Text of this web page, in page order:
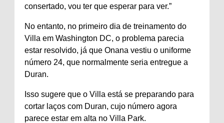
consertado, vou ter que esperar para ver.”
No entanto, no primeiro dia de treinamento do
Villa em Washington DC, o problema parecia
estar resolvido, já que Onana vestiu o uniforme
número 24, que normalmente seria entregue a
Duran.
Isso sugere que o Villa está se preparando para
cortar laços com Duran, cujo número agora
parece estar em alta no Villa Park.